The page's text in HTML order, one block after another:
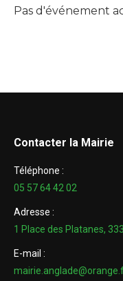
Pas d'événement
Contacter la Mairie
Téléphone :
05 57 64 42 02
Adresse :
1 Place des Platanes,
E-mail :